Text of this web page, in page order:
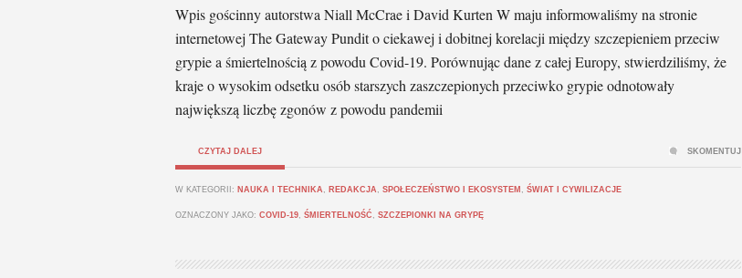
Wpis gościnny autorstwa Niall McCrae i David Kurten W maju informowaliśmy na stronie
internetowej The Gateway Pundit o ciekawej i dobitnej korelacji między szczepieniem przeciw
grypie a śmiertelnością z powodu Covid-19. Porównując dane z całej Europy, stwierdziliśmy, że
kraje o wysokim odsetku osób starszych zaszczepionych przeciwko grypie odnotowały
największą liczbę zgonów z powodu pandemii
CZYTAJ DALEJ
W KATEGORII: NAUKA I TECHNIKA , REDAKCJA , SPOŁECZEŃSTWO I EKOSYSTEM , ŚWIAT I CYWILIZACJE
OZNACZONY JAKO: COVID-19, ŚMIERTELNOŚĆ , SZCZEPIONKI NA GRYPĘ
SKOMENTUJ